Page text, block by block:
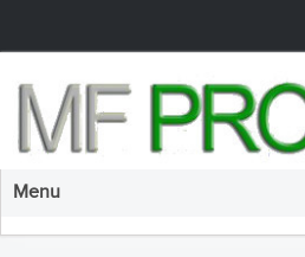
Menu